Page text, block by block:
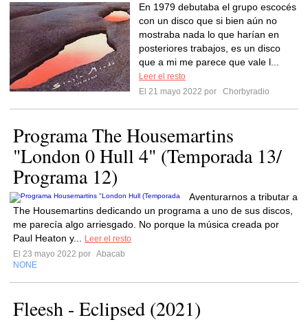
En 1979 debutaba el grupo escocés
con un disco que si bien aún no
mostraba nada lo que harían en
posteriores trabajos, es un disco
que a mi me parece que vale l...
Leer el resto
El 21 mayo 2022 por
Chorbyradio
Programa The Housemartins
"London 0 Hull 4" (Temporada 13/
Programa 12)
Aventurarnos a tributar a
The Housemartins dedicando un programa a uno de sus discos,
me parecía algo arriesgado. No porque la música creada por
Paul Heaton y...
Leer el resto
El 23 mayo 2022 por Abacab
NONE
Fleesh - Eclipsed (2021)